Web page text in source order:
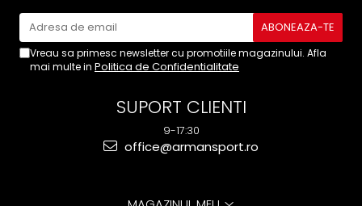
Vreau sa primesc newsletter cu promotiile magazinului. Afla
mai multe in Politica de Confidentialitate
SUPORT CLIENTI
9-17:30
office@armansport.ro